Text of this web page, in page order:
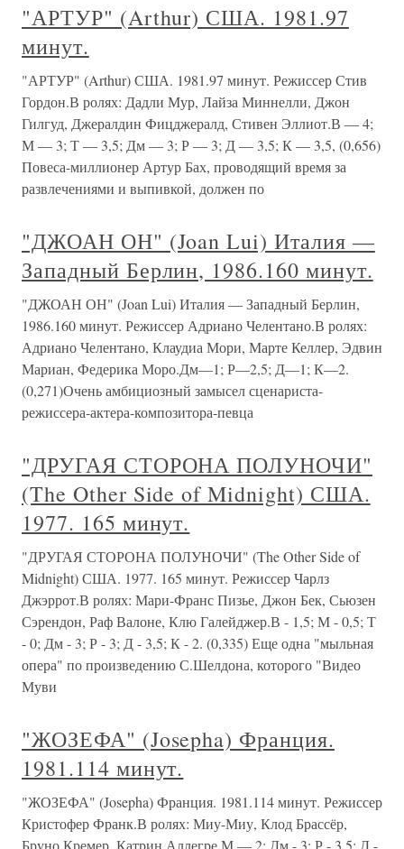
"АРТУР" (Arthur) США. 1981.97
минут.
"АРТУР" (Arthur) США. 1981.97 минут. Режиссер Стив
Гордон.В ролях: Дадли Мур, Лайза Миннелли, Джон
Гилгуд, Джералдин Фицджералд, Стивен Эллиот.В — 4;
М — 3; Т — 3,5; Дм — 3; Р — 3; Д — 3,5; К — 3,5, (0,656)
Повеса-миллионер Артур Бах, проводящий время за
развлечениями и выпивкой, должен по
"ДЖОАН ОН" (Joan Lui) Италия —
Западный Берлин, 1986.160 минут.
"ДЖОАН ОН" (Joan Lui) Италия — Западный Берлин,
1986.160 минут. Режиссер Адриано Челентано.В ролях:
Адриано Челентано, Клаудиа Мори, Марте Келлер, Эдвин
Мариан, Федерика Моро.Дм—1; Р—2,5; Д—1; К—2.
(0,271)Очень амбициозный замысел сценариста-
режиссера-актера-композитора-певца
"ДРУГАЯ СТОРОНА ПОЛУНОЧИ"
(The Other Side of Midnight) США.
1977. 165 минут.
"ДРУГАЯ СТОРОНА ПОЛУНОЧИ" (The Other Side of
Midnight) США. 1977. 165 минут. Режиссер Чарлз
Джэррот.В ролях: Мари-Франс Пизье, Джон Бек, Сьюзен
Сэрендон, Раф Валоне, Клю Галейджер.В - 1,5; М - 0,5; Т
- 0; Дм - 3; Р - 3; Д - 3,5; К - 2. (0,335) Еще одна "мыльная
опера" по произведению С.Шелдона, которого "Видео
Муви
"ЖОЗЕФА" (Josepha) Франция.
1981.114 минут.
"ЖОЗЕФА" (Josepha) Франция. 1981.114 минут. Режиссер
Кристофер Франк.В ролях: Миу-Миу, Клод Брассёр,
Бруно Кремер, Катрин Аллегре.М — 2; Дм - 3; Р - 3,5; Д -